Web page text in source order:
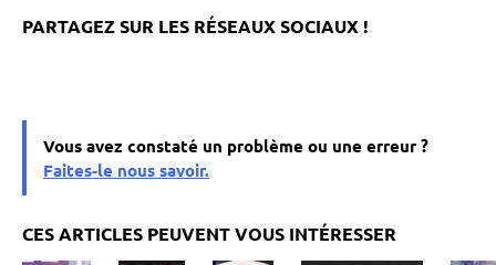
Vous avez constaté un problème ou une erreur ?
Faites-le nous savoir.